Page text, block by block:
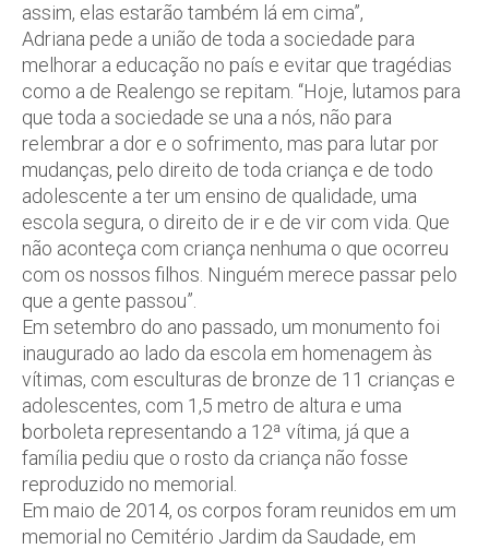
assim, elas estarão também lá em cima”,
Adriana pede a união de toda a sociedade para
melhorar a educação no país e evitar que tragédias
como a de Realengo se repitam. “Hoje, lutamos para
que toda a sociedade se una a nós, não para
relembrar a dor e o sofrimento, mas para lutar por
mudanças, pelo direito de toda criança e de todo
adolescente a ter um ensino de qualidade, uma
escola segura, o direito de ir e de vir com vida. Que
não aconteça com criança nenhuma o que ocorreu
com os nossos filhos. Ninguém merece passar pelo
que a gente passou”.
Em setembro do ano passado, um monumento foi
inaugurado ao lado da escola em homenagem às
vítimas, com esculturas de bronze de 11 crianças e
adolescentes, com 1,5 metro de altura e uma
borboleta representando a 12ª vítima, já que a
família pediu que o rosto da criança não fosse
reproduzido no memorial.
Em maio de 2014, os corpos foram reunidos em um
memorial no Cemitério Jardim da Saudade, em